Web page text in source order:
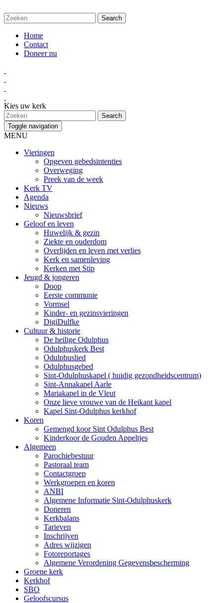
Home
Contact
Doneer nu
Kies uw kerk
Toggle navigation
MENU
Vieringen
Opgeven gebedsintenties
Overweging
Preek van de week
Kerk TV
Agenda
Nieuws
Nieuwsbrief
Geloof en leven
Huwelijk & gezin
Ziekte en ouderdom
Overlijden en leven met verlies
Kerk en samenleving
Kerken met Stip
Jeugd & jongeren
Doop
Eerste communie
Vormsel
Kinder- en gezinsvieringen
DigiDulfke
Cultuur & historie
De heilige Odulphus
Odulphuskerk Best
Odulphuslied
Odulphusgebed
Sint-Odulphuskapel ( huidig gezondheidscentrum)
Sint-Annakapel Aarle
Mariakapel in de Vleut
Onze lieve vrouwe van de Heikant kapel
Kapel Sint-Odulphus kerkhof
Koren
Gemengd koor Sint Odulphus Best
Kinderkoor de Gouden Appeltjes
Algemeen
Parochiebestuur
Pastoraal team
Contactgroep
Werkgroepen en koren
ANBI
Algemene Informatie Sint-Odulphuskerk
Doneren
Kerkbalans
Tarieven
Inschrijven
Adres wijzigen
Fotoreportages
Algemene Verordening Gegevensbescherming
Groene kerk
Kerkhof
SBO
Geloofscursus